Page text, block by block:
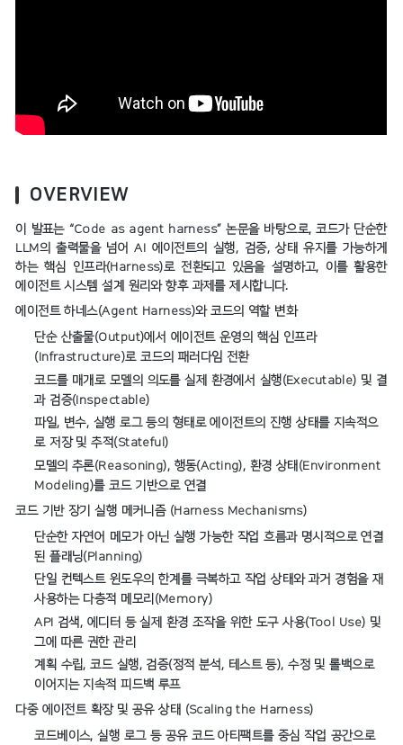
OVERVIEW
이 발표는 “Code as agent harness” 논문을 바탕으로, 코드가 단순한
LLM의 출력물을 넘어 AI 에이전트의 실행, 검증, 상태 유지를 가능하게
하는 핵심 인프라(Harness)로 전환되고 있음을 설명하고, 이를 활용한
에이전트 시스템 설계 원리와 향후 과제를 제시합니다.
에이전트 하네스(Agent Harness)와 코드의 역할 변화
단순 산출물(Output)에서 에이전트 운영의 핵심 인프라
(Infrastructure)로 코드의 패러다임 전환
코드를 매개로 모델의 의도를 실제 환경에서 실행(Executable) 및 결
과 검증(Inspectable)
파일, 변수, 실행 로그 등의 형태로 에이전트의 진행 상태를 지속적으
로 저장 및 추적(Stateful)
모델의 추론(Reasoning), 행동(Acting), 환경 상태(Environment
Modeling)를 코드 기반으로 연결
코드 기반 장기 실행 메커니즘 (Harness Mechanisms)
단순한 자연어 메모가 아닌 실행 가능한 작업 흐름과 명시적으로 연결
된 플래닝(Planning)
단일 컨텍스트 윈도우의 한계를 극복하고 작업 상태와 과거 경험을 재
사용하는 다층적 메모리(Memory)
API 검색, 에디터 등 실제 환경 조작을 위한 도구 사용(Tool Use) 및
그에 따른 권한 관리
계획 수립, 코드 실행, 검증(정적 분석, 테스트 등), 수정 및 롤백으로
이어지는 지속적 피드백 루프
다중 에이전트 확장 및 공유 상태 (Scaling the Harness)
코드베이스, 실행 로그 등 공유 코드 아티팩트를 중심 작업 공간으로